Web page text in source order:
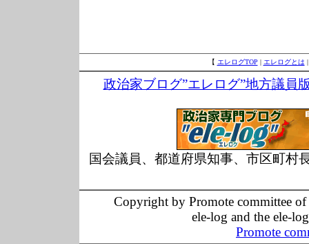
【 エレログTOP | エレログとは
政治家ブログ”エレログ”地方議員
国会議員、都道府県知事、市区町村
Copyright by Promote committee
ele-log and the ele-
Promote